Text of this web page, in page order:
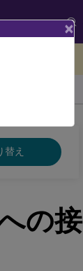
替え
の接
×